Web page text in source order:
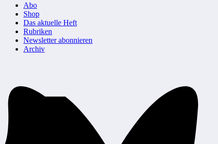
Abo
Shop
Das aktuelle Heft
Rubriken
Newsletter abonnieren
Archiv